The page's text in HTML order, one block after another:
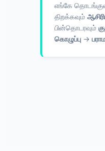
எங்கே
திறக்கவும்
பின்தொடரவும்
கொழுப்பு →